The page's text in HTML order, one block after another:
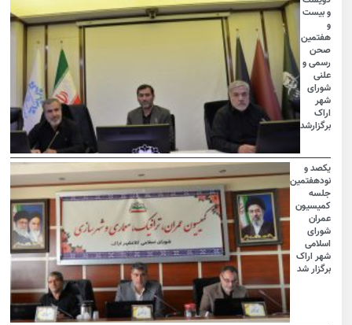
و بیست
هفتمین
صحن
رسمی و
علنی
شورای
شهر
اراک
برگزارشد
یکصد و
نودهفتمین
جلسه
کمیسیون
عمران
شورای
اسلامی
شهر اراک
برگزار شد